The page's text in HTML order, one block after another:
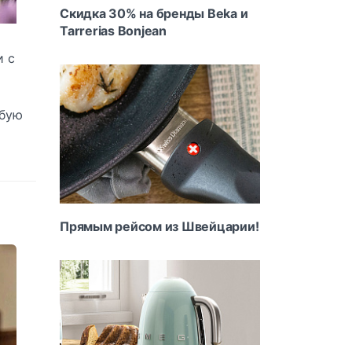
с
Скидка 30% на бренды Beka и
Tarrerias Bonjean
Прямым рейсом из Швейцарии!